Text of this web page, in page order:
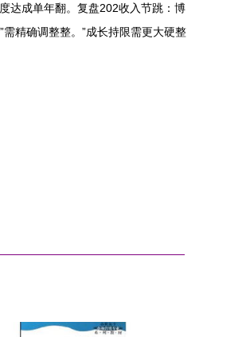
达成单年翻。复盘202收入节跳：博
精确调整整。”成长持限需更大硬整